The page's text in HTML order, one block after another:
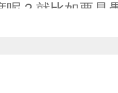
呢？就比如要是